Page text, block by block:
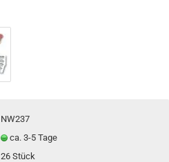
NW237
ca. 3-5 Tage
26Stück